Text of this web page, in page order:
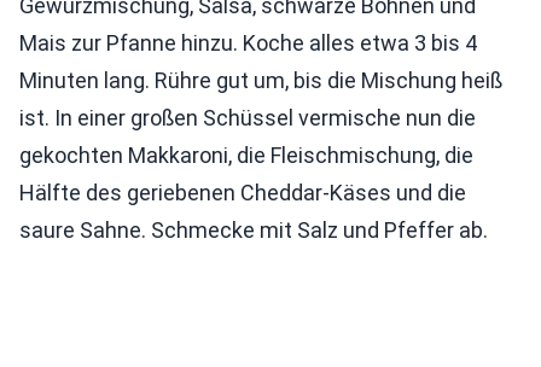
Gewürzmischung, Salsa, schwarze Bohnen und
Mais zur Pfanne hinzu. Koche alles etwa 3 bis 4
Minuten lang. Rühre gut um, bis die Mischung heiß
ist. In einer großen Schüssel vermische nun die
gekochten Makkaroni, die Fleischmischung, die
Hälfte des geriebenen Cheddar-Käses und die
saure Sahne. Schmecke mit Salz und Pfeffer ab.